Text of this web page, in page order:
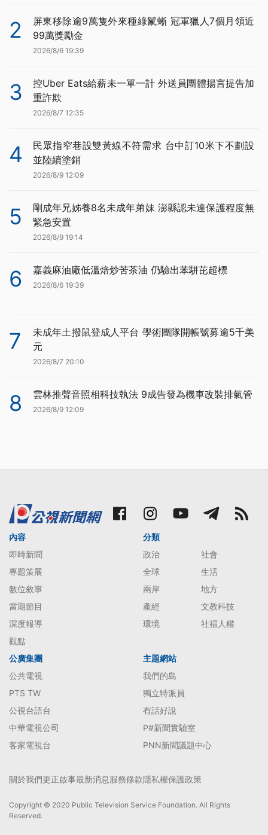
2
屏東移除逾9萬隻外來種綠鬣蜥 冠軍獵人7個月領近
99萬獎勵金
2026/8/6 19:39
3
控Uber Eats給薪未一單一計 外送員團體揚言提告加
重詐欺
2026/8/7 12:35
4
民眾指窄巷設雙黃線不符需求 台中訂10米下不劃設
並陸續塗銷
2026/8/9 12:09
5
剛成年兄姊養8名未成年弟妹 澎縣認未達保護程度無
緊急安置
2026/8/9 19:14
6 嘉義麻油廠低溫焙炒苦茶油 仍驗出苯駢芘超標
2026/8/6 19:39
7
未成年土撥鼠登成人平台 學術團隊開帳號募逾5千美
元
2026/8/7 20:10
8 雲林推聲音照相科技執法 9成告發為機車改裝排氣管
2026/8/9 12:09
內容
即時新聞
專題策展
數位敘事
當期節目
深度報導
觀點
分類
政治
社會
全球
生活
兩岸
地方
產經
文教科技
環境
社福人權
公廣集團
公共電視
PTS TW
公視台語台
中華電視公司
客家電視台
主題網站
我們的島
獨立特派員
有話好說
P#新聞實驗室
PNN新聞議題中心
關於我們更正啟事最新消息服務條款隱私權保護政策
Copyright © 2020 Public Television Service Foundation. All Rights
Reserved.